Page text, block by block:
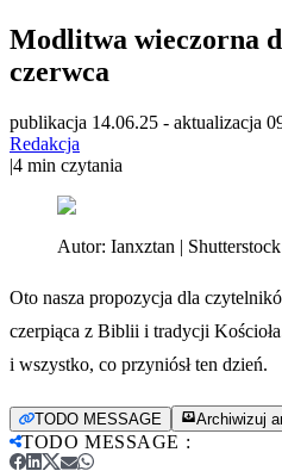
Modlitwa wieczorna
czerwca
publikacja 14.06.25 - aktualizacja
Redakcja
|4 min czytania
Autor: Ianxztan | Shutterstock
Oto nasza propozycja dla
czerpiąca z Biblii i tradycji
i wszystko, co przyniósł ten dzień.
TODO MESSAGE Archiwizuj
TODO MESSAGE :